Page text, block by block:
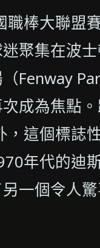
棒大聯盟
聚集在波
Fenway
成為焦點
，這個標誌
年代的迪
一個令人